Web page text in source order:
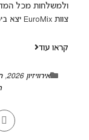
צוות EuroMix יצא בימים...
קראו עוד
אירוויזיון 2026 ,